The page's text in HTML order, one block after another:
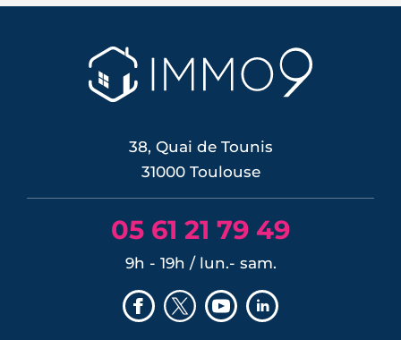
choc énergétique. L'effet sur les crédits
immobiliers reste limité à court terme,
les banques ayant anticipé la décision,
mais une ...
38, Quai de Tounis
31000 Toulouse
05 61 21 79 49
9h - 19h / lun.- sam.